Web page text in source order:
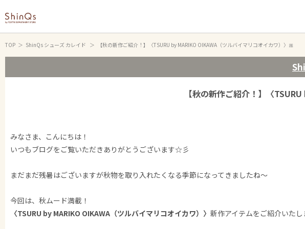
TOP ShinQs シューズ カレイド 【秋の新作ご紹介！】〈TSURU by MARIKO OIKAWA（ツルバイマリコオイカワ）〉🎀
【秋の新作ご紹介！】〈
みなさま、こんにちは！
いつもブログをご覧いただきありがとうございます☆彡
まだまだ残暑はございますが秋物を取り入れたくなる季節になってきましたね～
今回は、秋ムード満載！
〈TSURU by MARIKO OIKAWA（ツルバイマリコオイカワ）〉 新作アイテムをご紹介いたし